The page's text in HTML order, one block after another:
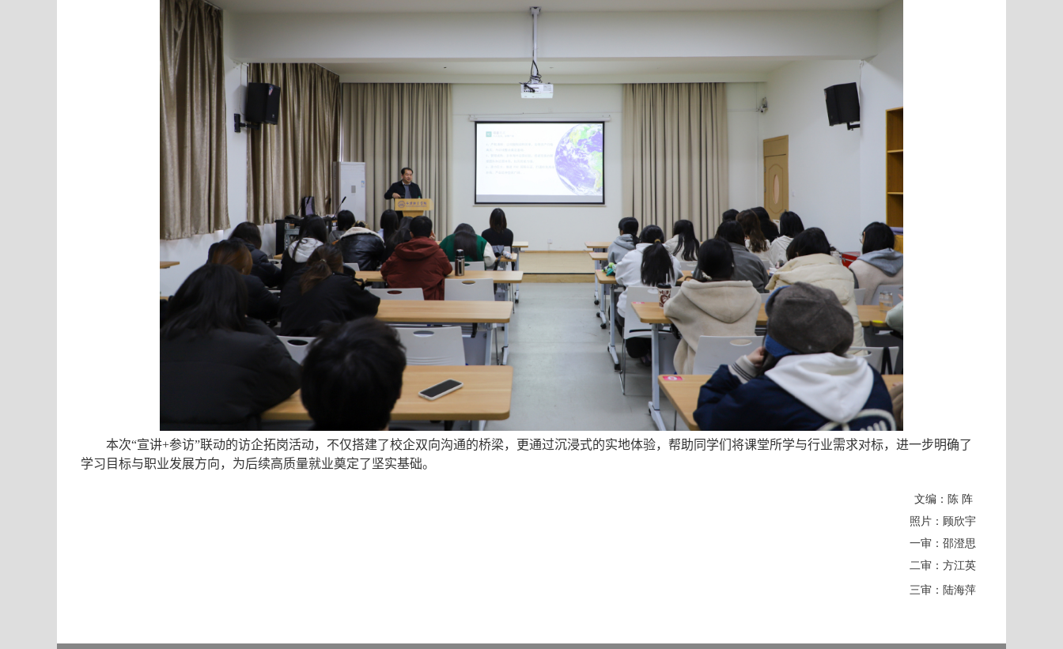
本次“宣讲+参访”联动的访企拓岗活动，不仅搭建了校企双向沟通的桥梁，更通过沉浸式的实地体验，帮助同学们将课堂所学与行业需求对标，进一步明确了
学习目标与职业发展方向，为后续高质量就业奠定了坚实基础。
文编：陈 阵
照片：顾欣宇
一审：邵澄思
二审：方江英
三审：陆海萍